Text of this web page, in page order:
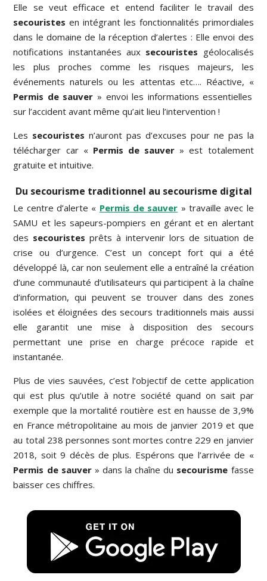
Elle se veut efficace et entend faciliter le travail des
secouristes en intégrant les fonctionnalités primordiales
dans le domaine de la réception d’alertes : Elle envoi des
notifications instantanées aux secouristes géolocalisés
les plus proches comme les risques majeurs, les
événements naturels ou les attentas etc…. Réactive, «
Permis de sauver » envoi les informations essentielles
sur l’accident avant même qu’ait lieu l’intervention !
Les secouristes n’auront pas d’excuses pour ne pas la
télécharger car « Permis de sauver » est totalement
gratuite et intuitive.
Du secourisme traditionnel au secourisme digital
Le centre d’alerte « Permis de sauver » travaille avec le
SAMU et les sapeurs-pompiers en gérant et en alertant
des secouristes prêts à intervenir lors de situation de
crise ou d’urgence. C’est un concept fort qui a été
développé là, car non seulement elle a entraîné la création
d’une communauté d’utilisateurs qui participent à la chaîne
d’information, qui peuvent se trouver dans des zones
isolées et éloignées des secours traditionnels mais aussi
elle garantit une mise à disposition des secours
permettant une prise en charge précoce rapide et
instantanée.
Plus de vies sauvées, c’est l’objectif de cette application
qui est plus qu’utile à notre société quand on sait par
exemple que la mortalité routière est en hausse de 3,9%
en France métropolitaine au mois de janvier 2019 et que
au total 238 personnes sont mortes contre 229 en janvier
2018, soit 9 décès de plus. Espérons que l’arrivée de «
Permis de sauver» dans la chaîne du secourisme fasse
baisser ces chiffres.